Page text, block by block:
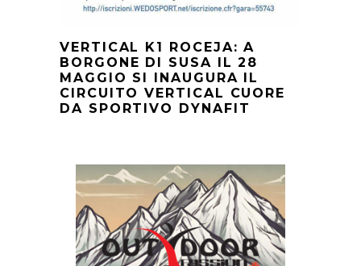
VERTICAL K1 ROCEJA: A
BORGONE DI SUSA IL 28
MAGGIO SI INAUGURA IL
CIRCUITO VERTICAL CUORE
DA SPORTIVO DYNAFIT